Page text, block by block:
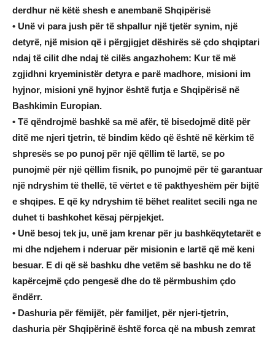
derdhur në këtë shesh e anembanë Shqipërisë
• Unë vi para jush për të shpallur një tjetër synim, një
detyrë, një mision që i përgjigjet dëshirës së çdo shqiptari
ndaj të cilit dhe ndaj të cilës angazhohem: Kur të më
zgjidhni kryeministër detyra e parë madhore, misioni im
hyjnor, misioni ynë hyjnor është futja e Shqipërisë në
Bashkimin Europian.
• Të qëndrojmë bashkë sa më afër, të bisedojmë ditë për
ditë me njeri tjetrin, të bindim këdo që është në kërkim të
shpresës se po punoj për një qëllim të lartë, se po
punojmë për një qëllim fisnik, po punojmë për të garantuar
një ndryshim të thellë, të vërtet e të pakthyeshëm për bijtë
e shqipes. E që ky ndryshim të bëhet realitet secili nga ne
duhet ti bashkohet kësaj përpjekjet.
• Unë besoj tek ju, unë jam krenar për ju bashkëqytetarët e
mi dhe ndjehem i nderuar për misionin e lartë që më keni
besuar. E di që së bashku dhe vetëm së bashku ne do të
kapërcejmë çdo pengesë dhe do të përmbushim çdo
ëndërr.
• Dashuria për fëmijët, për familjet, për njeri-tjetrin,
dashuria për Shqipërinë është forca që na mbush zemrat